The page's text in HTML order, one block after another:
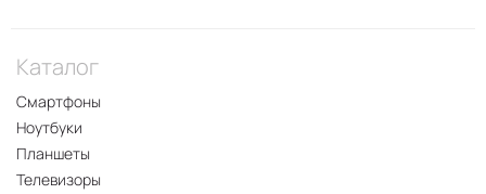
Каталог
Смартфоны
Ноутбуки
Планшеты
Телевизоры